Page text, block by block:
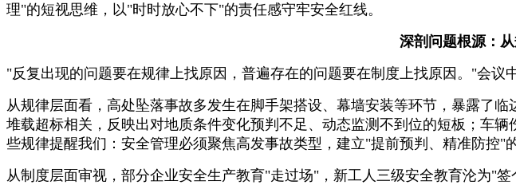
理"的短视思维，以"时时放心不下"的责任感守牢安全红线。
深剖问题根源：
"反复出现的问题要在规律上找原因，普遍存在的问题要在制度上找原因。"会议
从规律层面看，高处坠落事故多发生在脚手架搭设、幕墙安装等环节，暴露了
堆载超标相关，反映出对地质条件变化预判不足、动态监测不到位的短板；车
些规律提醒我们：安全管理必须聚焦高发事故类型，建立"提前预判、精准防控"
从制度层面审视，部分企业安全生产教育"走过场"，新工人三级安全教育沦为"